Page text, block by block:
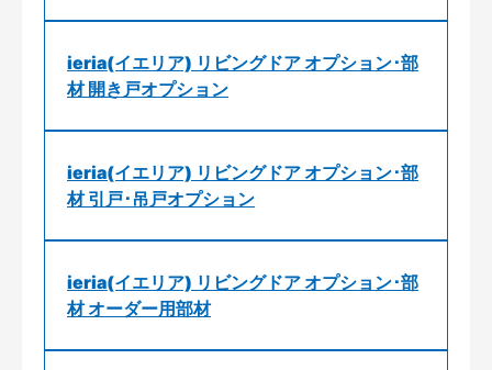
ieria(イエリア) リビングドア オプション･部
材 開き戸オプション
ieria(イエリア) リビングドア オプション･部
材 引戸･吊戸オプション
ieria(イエリア) リビングドア オプション･部
材 オーダー用部材